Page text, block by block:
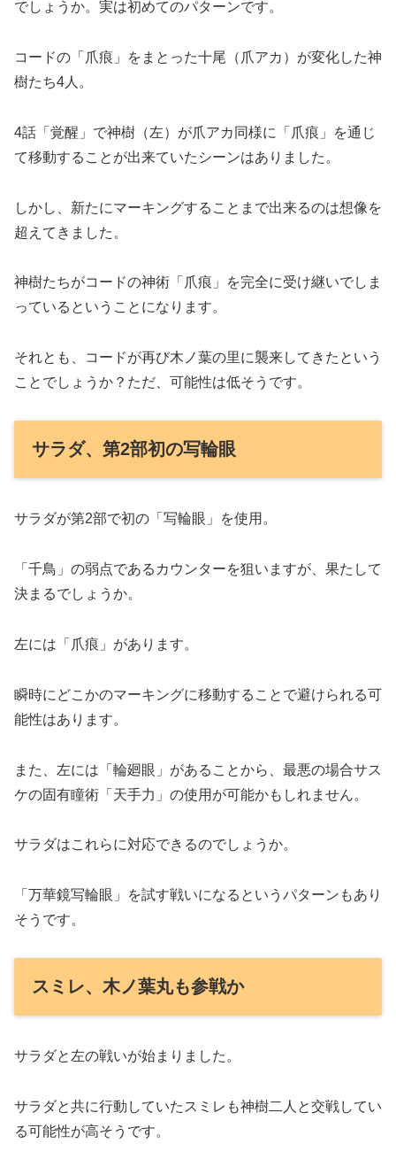
でしょうか。実は初めてのパターンです。
コードの「爪痕」をまとった十尾（爪アカ）が変化した神
樹たち4人。
4話「覚醒」で神樹（左）が爪アカ同様に「爪痕」を通じ
て移動することが出来ていたシーンはありました。
しかし、新たにマーキングすることまで出来るのは想像を
超えてきました。
神樹たちがコードの神術「爪痕」を完全に受け継いでしま
っているということになります。
それとも、コードが再び木ノ葉の里に襲来してきたという
ことでしょうか？ただ、可能性は低そうです。
サラダ、第2部初の写輪眼
サラダが第2部で初の「写輪眼」を使用。
「千鳥」の弱点であるカウンターを狙いますが、果たして
決まるでしょうか。
左には「爪痕」があります。
瞬時にどこかのマーキングに移動することで避けられる可
能性はあります。
また、左には「輪廻眼」があることから、最悪の場合サス
ケの固有瞳術「天手力」の使用が可能かもしれません。
サラダはこれらに対応できるのでしょうか。
「万華鏡写輪眼」を試す戦いになるというパターンもあり
そうです。
スミレ、木ノ葉丸も参戦か
サラダと左の戦いが始まりました。
サラダと共に行動していたスミレも神樹二人と交戦してい
る可能性が高そうです。